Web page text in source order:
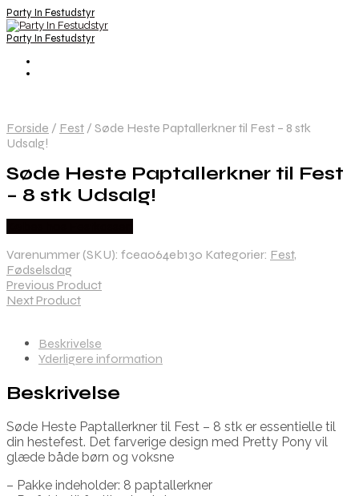
Party In Festudstyr
Party In Festudstyr
Forside / Fest / Søde Heste Paptallerkner til Fest – 8 stk
Udsalg!
Søde Heste Paptallerkner til Fest
– 8 stk Udsalg!
Varenummer (SKU): fcea064eb130 Kategorier: Fest,
Fødselsdag
Previous Product
Next Product
Beskrivelse
Yderligere information
Beskrivelse
Søde Heste Paptallerkner til Fest – 8 stk er essentielle til
din hestefest. Det farverige design med Pretty Pony vil
glæde både børn og voksne
– Pakke indeholder: 8 paptallerkner